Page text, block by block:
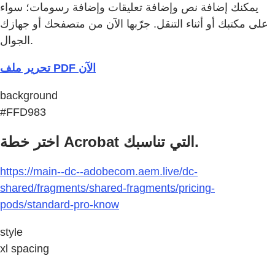
يمكنك إضافة نص وإضافة تعليقات وإضافة رسومات؛ سواء
على مكتبك أو أثناء التنقل. جرّبها الآن من متصفحك أو جهازك
الجوال.
تحرير ملف PDF الآن
background
#FFD983
اختر خطة Acrobat التي تناسبك.
https://main--dc--adobecom.aem.live/dc-
shared/fragments/shared-fragments/pricing-
pods/standard-pro-know
style
xl spacing